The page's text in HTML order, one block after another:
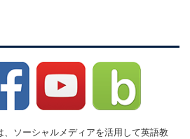
、ソーシャルメディアを活用して英語教